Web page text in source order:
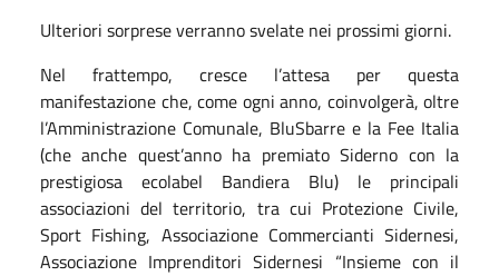
Ulteriori sorprese verranno svelate nei prossimi giorni.
Nel frattempo, cresce l’attesa per questa
manifestazione che, come ogni anno, coinvolgerà, oltre
l’Amministrazione Comunale, BluSbarre e la Fee Italia
(che anche quest’anno ha premiato Siderno con la
prestigiosa ecolabel Bandiera Blu) le principali
associazioni del territorio, tra cui Protezione Civile,
Sport Fishing, Associazione Commercianti Sidernesi,
Associazione Imprenditori Sidernesi “Insieme con il